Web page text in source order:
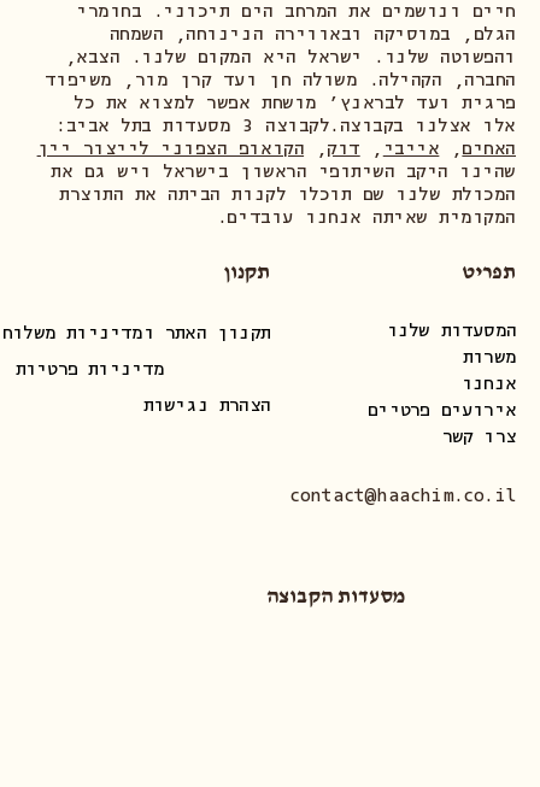
חיים ונושמים את המרחב הים תיכוני. בחומרי
הגלם, במוסיקה ובאווירה הנינוחה, השמחה
והפשוטה שלנו. ישראל היא המקום שלנו. הצבא,
החברה, הקהילה. משולה חן ועד קרן מור, משיפוד
פרגית ועד לבראנץ׳ מושחת אפשר למצוא את כל
אלו אצלנו בקבוצה.לקבוצה 3 מסעדות בתל אביב:
האחים, אייבי , דוק, הקואופ הצפוני לייצור יין
שהינו היקב השיתופי הראשון בישראל ויש גם את
המכולת שלנו שם תוכלו לקנות הביתה את התוצרת
המקומית שאיתה אנחנו עובדים.
תפריט
המסעדות שלנו
משרות
אנחנו
אירועים פרטיים
צרו קשר
תקנון
תקנון האתר ומדיניות
מדיניות פרטיות
הצהרת נגישות
contact@haachim.co.il
מסעדות הקבוצה